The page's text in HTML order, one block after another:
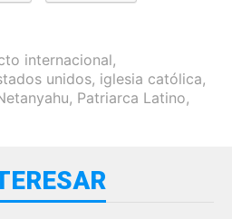
internacional,
unidos, iglesia católica,
, Patriarca Latino,